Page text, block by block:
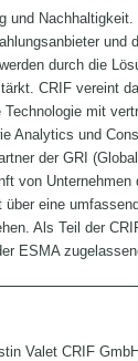
und
und
durch die
CRIF vereint
mit
Analytics und
der GRI
von Unternehmen
über eine
Als Teil der
ESMA
Valet CRIF